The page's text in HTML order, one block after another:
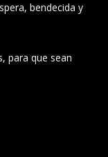
bendecida y
para que sean